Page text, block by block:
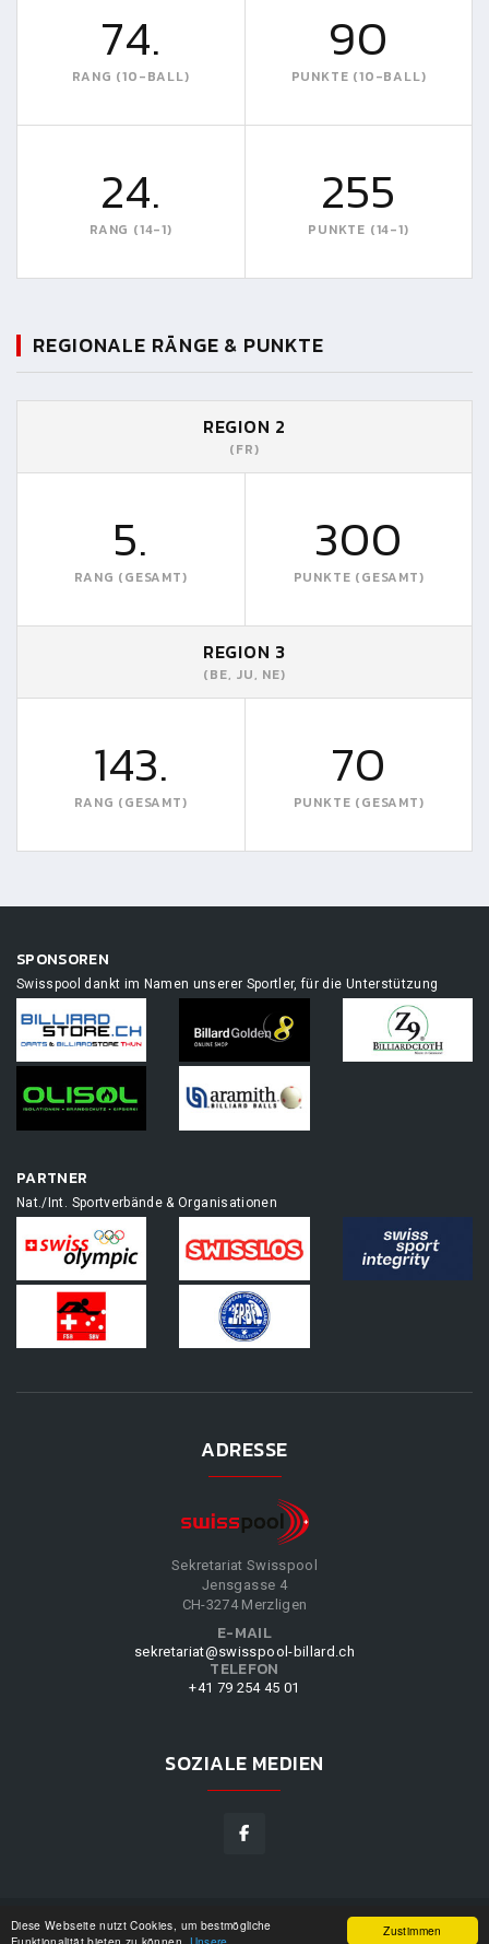
Zustimmen
Diese Webseite nutzt Cookies, um bestmögliche
74.
RANG (10-BALL)
90
PUNKTE (10-BALL)
24.
RANG (14-1)
255
PUNKTE (14-1)
REGIONALE RÄNGE & PUNKTE
REGION 2
(FR)
5.
RANG (GESAMT)
300
PUNKTE (GESAMT)
REGION 3
(BE, JU, NE)
143.
RANG (GESAMT)
70
PUNKTE (GESAMT)
SPONSOREN
Swisspool dankt im Namen unserer Sportler, für die Unterstützung
PARTNER
Nat./Int. Sportverbände & Organisationen
ADRESSE
Sekretariat Swisspool
Jensgasse 4
CH-3274 Merzligen
E-MAIL
sekretariat@swisspool-billard.ch
TELEFON
+41 79 254 45 01
SOZIALE MEDIEN
SWISSPOOL©2026|DESIGN BY
UNSERE